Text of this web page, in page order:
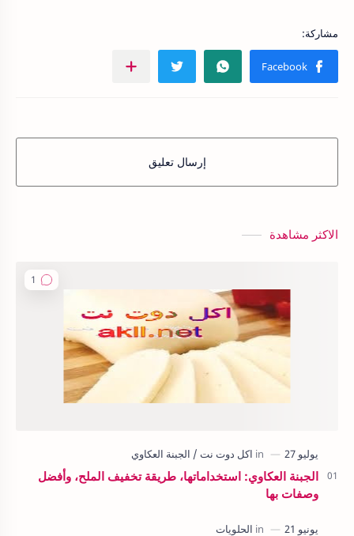
إرسال تعليق
الاكثر مشاهدة
الجبنة العكاوي: استخداماتها، طريقة تخفيف الملح، وأفضل
وصفات بها